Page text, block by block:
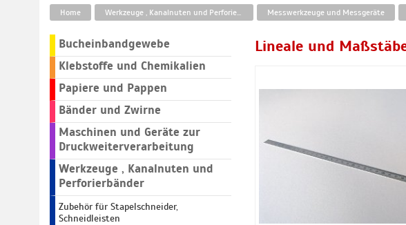
Home Werkzeuge , Kanalnuten und Perforierbänder Messwerkzeuge und Messgeräte
Bucheinbandgewebe
Klebstoffe und Chemikalien
Papiere und Pappen
Bänder und Zwirne
Maschinen und Geräte zur
Druckweiterverarbeitung
Werkzeuge , Kanalnuten und
Perforierbänder
Zubehör für Stapelschneider,
Schneidleisten
Lineale und